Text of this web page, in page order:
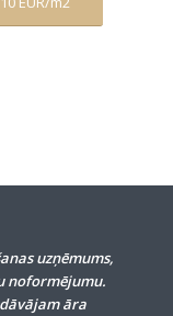
uzņēmums,
noformējumu.
āra